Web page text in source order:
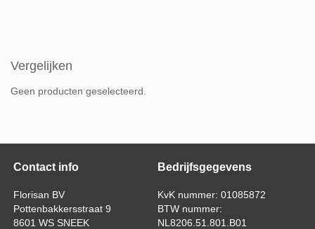
Vergelijken
Geen producten geselecteerd.
Contact info
Florisan BV
Pottenbakkersstraat 9
8601 WS SNEEK
Bedrijfsgegevens
KvK nummer: 01085872
BTW nummer:
NL8206.51.801.B01